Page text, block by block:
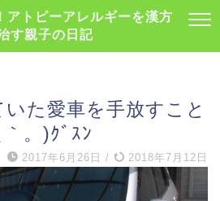
アトピーアレルギーを漢方
す親子の日記
いた愛車を手放すこと
。)ｸﾞｽﾝ
2017年6月26日 / 2018年7月12日